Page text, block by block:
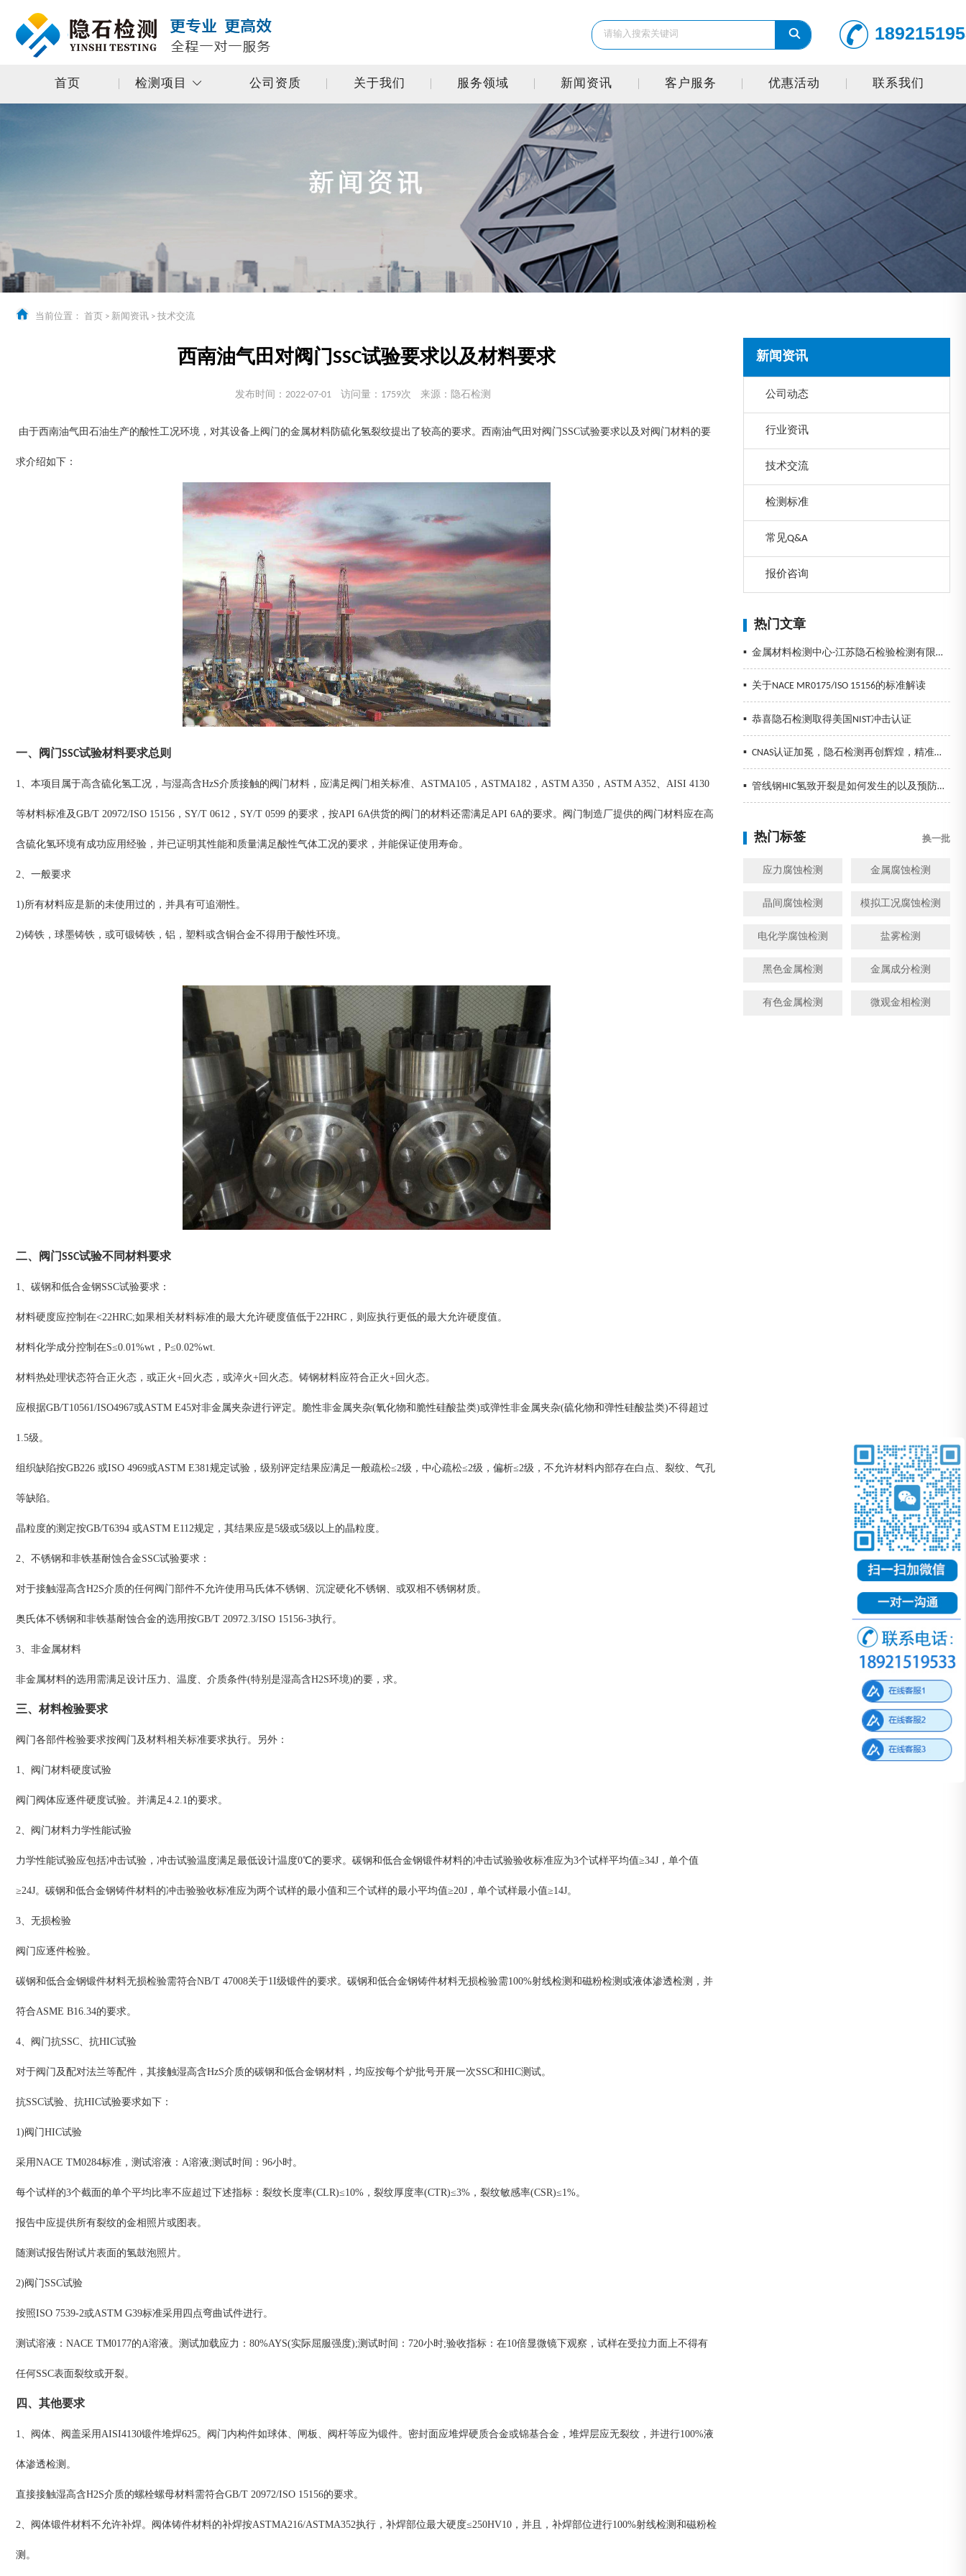
首页 检测项目 公司资质 关于我们 服务领域 新闻资讯 客户服务 优惠活动 联系我们
当前位置： 首页 > 新闻资讯 > 技术交流
新闻资讯
公司动态
行业资讯
技术交流
检测标准
常见Q&A
报价咨询
热门文章
▪ 金属材料检测中心-江苏隐石检验检测有限公司
▪ 关于NACE MR0175/ISO 15156的标准解读
▪ 恭喜隐石检测取得美国NIST冲击认证
▪ CNAS认证加冕，隐石检测再创辉煌，精准检测助力企业发展！
▪ 管线钢HIC氢致开裂是如何发生的以及预防措施
热门标签 换一批
应力腐蚀检测 金属腐蚀检测
晶间腐蚀检测 模拟工况腐蚀检测
电化学腐蚀检测 盐雾检测
黑色金属检测 金属成分检测
有色金属检测 微观金相检测
西南油气田对阀门SSC试验要求以及材料要求
发布时间：2022-07-01 访问量：1759次 来源：隐石检测
由于西南油气田石油生产的酸性工况环境，对其设备上阀门的金属材料防硫化氢裂纹提出了较高的要求。西南油气田对阀门SSC试验要求以及对阀门材料的要
求介绍如下：
一、阀门SSC试验材料要求总则
1、本项目属于高含硫化氢工况，与湿高含HzS介质接触的阀门材料，应满足阀门相关标准、ASTMA105，ASTMA182，ASTM A350，ASTM A352、AISI 4130
等材料标准及GB/T 20972/ISO 15156，SY/T 0612，SY/T 0599 的要求，按API 6A供货的阀门的材料还需满足API 6A的要求。阀门制造厂提供的阀门材料应在高
含硫化氢环境有成功应用经验，并已证明其性能和质量满足酸性气体工况的要求，并能保证使用寿命。
2、一般要求
1)所有材料应是新的未使用过的，并具有可追潮性。
2)铸铁，球墨铸铁，或可锻铸铁，铝，塑料或含铜合金不得用于酸性环境。
二、阀门SSC试验不同材料要求
1、碳钢和低合金钢SSC试验要求：
材料硬度应控制在<22HRC;如果相关材料标准的最大允许硬度值低于22HRC，则应执行更低的最大允许硬度值。
材料化学成分控制在S≤0.01%wt，P≤0.02%wt.
材料热处理状态符合正火态，或正火+回火态，或淬火+回火态。铸钢材料应符合正火+回火态。
应根据GB/T10561/ISO4967或ASTM E45对非金属夹杂进行评定。脆性非金属夹杂(氧化物和脆性硅酸盐类)或弹性非金属夹杂(硫化物和弹性硅酸盐类)不得超过
1.5级。
组织缺陷按GB226 或ISO 4969或ASTM E381规定试验，级别评定结果应满足一般疏松≤2级，中心疏松≤2级，偏析≤2级，不允许材料内部存在白点、裂纹、气孔
等缺陷。
晶粒度的测定按GB/T6394 或ASTM E112规定，其结果应是5级或5级以上的晶粒度。
2、不锈钢和非铁基耐蚀合金SSC试验要求：
对于接触湿高含H2S介质的任何阀门部件不允许使用马氏体不锈钢、沉淀硬化不锈钢、或双相不锈钢材质。
奥氏体不锈钢和非铁基耐蚀合金的选用按GB/T 20972.3/ISO 15156-3执行。
3、非金属材料
非金属材料的选用需满足设计压力、温度、介质条件(特别是湿高含H2S环境)的要，求。
三、材料检验要求
阀门各部件检验要求按阀门及材料相关标准要求执行。另外：
1、阀门材料硬度试验
阀门阀体应逐件硬度试验。并满足4.2.1的要求。
2、阀门材料力学性能试验
力学性能试验应包括冲击试验，冲击试验温度满足最低设计温度0℃的要求。碳钢和低合金钢锻件材料的冲击试验验收标准应为3个试样平均值≥34J，单个值
≥24J。碳钢和低合金钢铸件材料的冲击验验收标准应为两个试样的最小值和三个试样的最小平均值≥20J，单个试样最小值≥14J。
3、无损检验
阀门应逐件检验。
碳钢和低合金钢锻件材料无损检验需符合NB/T 47008关于1I级锻件的要求。碳钢和低合金钢铸件材料无损检验需100%射线检测和磁粉检测或液体渗透检测，并
符合ASME B16.34的要求。
4、阀门抗SSC、抗HIC试验
对于阀门及配对法兰等配件，其接触湿高含HzS介质的碳钢和低合金钢材料，均应按每个炉批号开展一次SSC和HIC测试。
抗SSC试验、抗HIC试验要求如下：
1)阀门HIC试验
采用NACE TM0284标准，测试溶液：A溶液;测试时间：96小时。
每个试样的3个截面的单个平均比率不应超过下述指标：裂纹长度率(CLR)≤10%，裂纹厚度率(CTR)≤3%，裂纹敏感率(CSR)≤1%。
报告中应提供所有裂纹的金相照片或图表。
随测试报告附试片表面的氢鼓泡照片。
2)阀门SSC试验
按照ISO 7539-2或ASTM G39标准采用四点弯曲试件进行。
测试溶液：NACE TM0177的A溶液。测试加载应力：80%AYS(实际屈服强度);测试时间：720小时;验收指标：在10倍显微镜下观察，试样在受拉力面上不得有
任何SSC表面裂纹或开裂。
四、其他要求
1、阀体、阀盖采用AISI4130锻件堆焊625。阀门内构件如球体、闸板、阀杆等应为锻件。密封面应堆焊硬质合金或锦基合金，堆焊层应无裂纹，并进行100%液
体渗透检测。
直接接触湿高含H2S介质的螺栓螺母材料需符合GB/T 20972/ISO 15156的要求。
2、阀体锻件材料不允许补焊。阀体铸件材料的补焊按ASTMA216/ASTMA352执行，补焊部位最大硬度≤250HV10，并且，补焊部位进行100%射线检测和磁粉检
测。